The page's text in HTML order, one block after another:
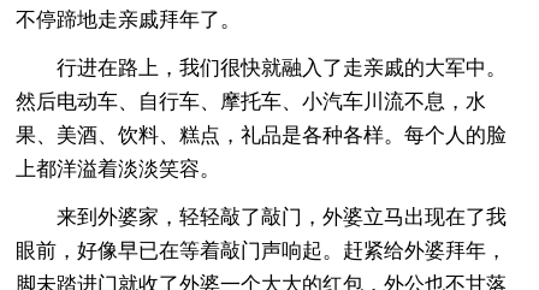
不停蹄地走亲戚拜年了。
行进在路上，我们很快就融入了走亲戚的大军中。
然后电动车、自行车、摩托车、小汽车川流不息，水
果、美酒、饮料、糕点，礼品是各种各样。每个人的脸
上都洋溢着淡淡笑容。
来到外婆家，轻轻敲了敲门，外婆立马出现在了我
眼前，好像早已在等着敲门声响起。赶紧给外婆拜年，
脚未踏进门就收了外婆一个大大的红包，外公也不甘落